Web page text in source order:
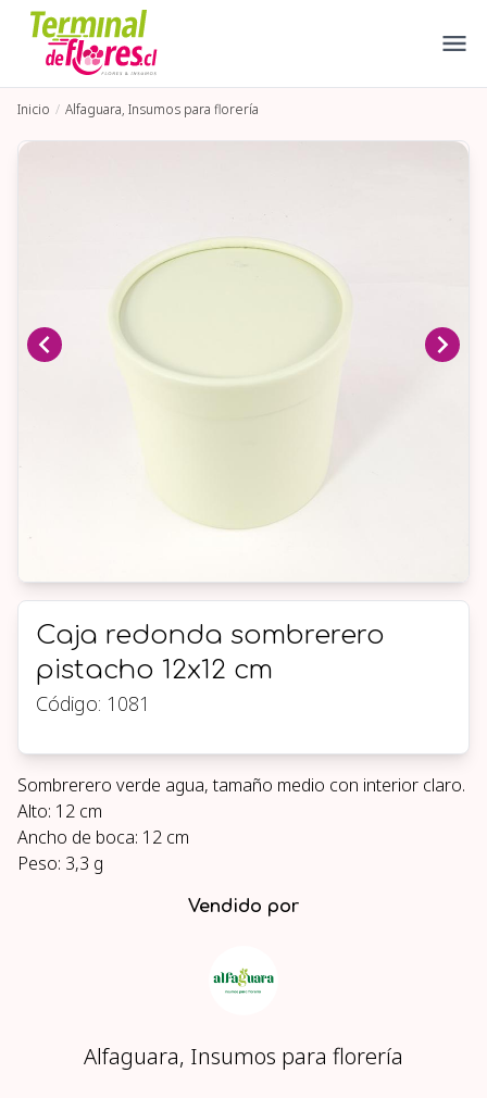
Inicio Alfaguara, Insumos para florería
Caja redonda sombrerero
pistacho 12x12 cm
Código: 1081
Sombrerero verde agua, tamaño medio con interior claro.
Alto: 12 cm
Ancho de boca: 12 cm
Peso: 3,3 g
Vendido por
Alfaguara, Insumos para florería